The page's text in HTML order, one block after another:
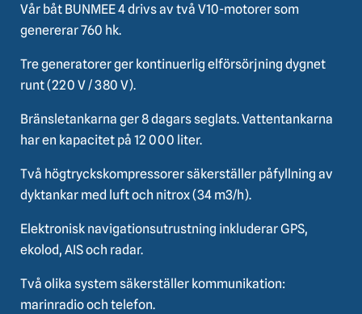
Vår båt BUNMEE 4 drivs av två V10-motorer som
genererar 760 hk.
Tre generatorer ger kontinuerlig elförsörjning dygnet
runt (220 V / 380 V).
Bränsletankarna ger 8 dagars seglats. Vattentankarna
har en kapacitet på 12 000 liter.
Två högtryckskompressorer säkerställer påfyllning av
dyktankar med luft och nitrox (34 m3/h).
Elektronisk navigationsutrustning inkluderar GPS,
ekolod, AIS och radar.
Två olika system säkerställer kommunikation:
marinradio och telefon.